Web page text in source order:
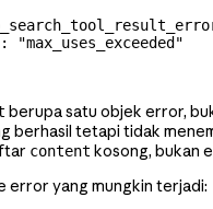
:
"max_uses_exceeded"
berupa satu objek error,
berhasil tetapi tidak
content kosong, bukan
error yang mungkin terjadi: